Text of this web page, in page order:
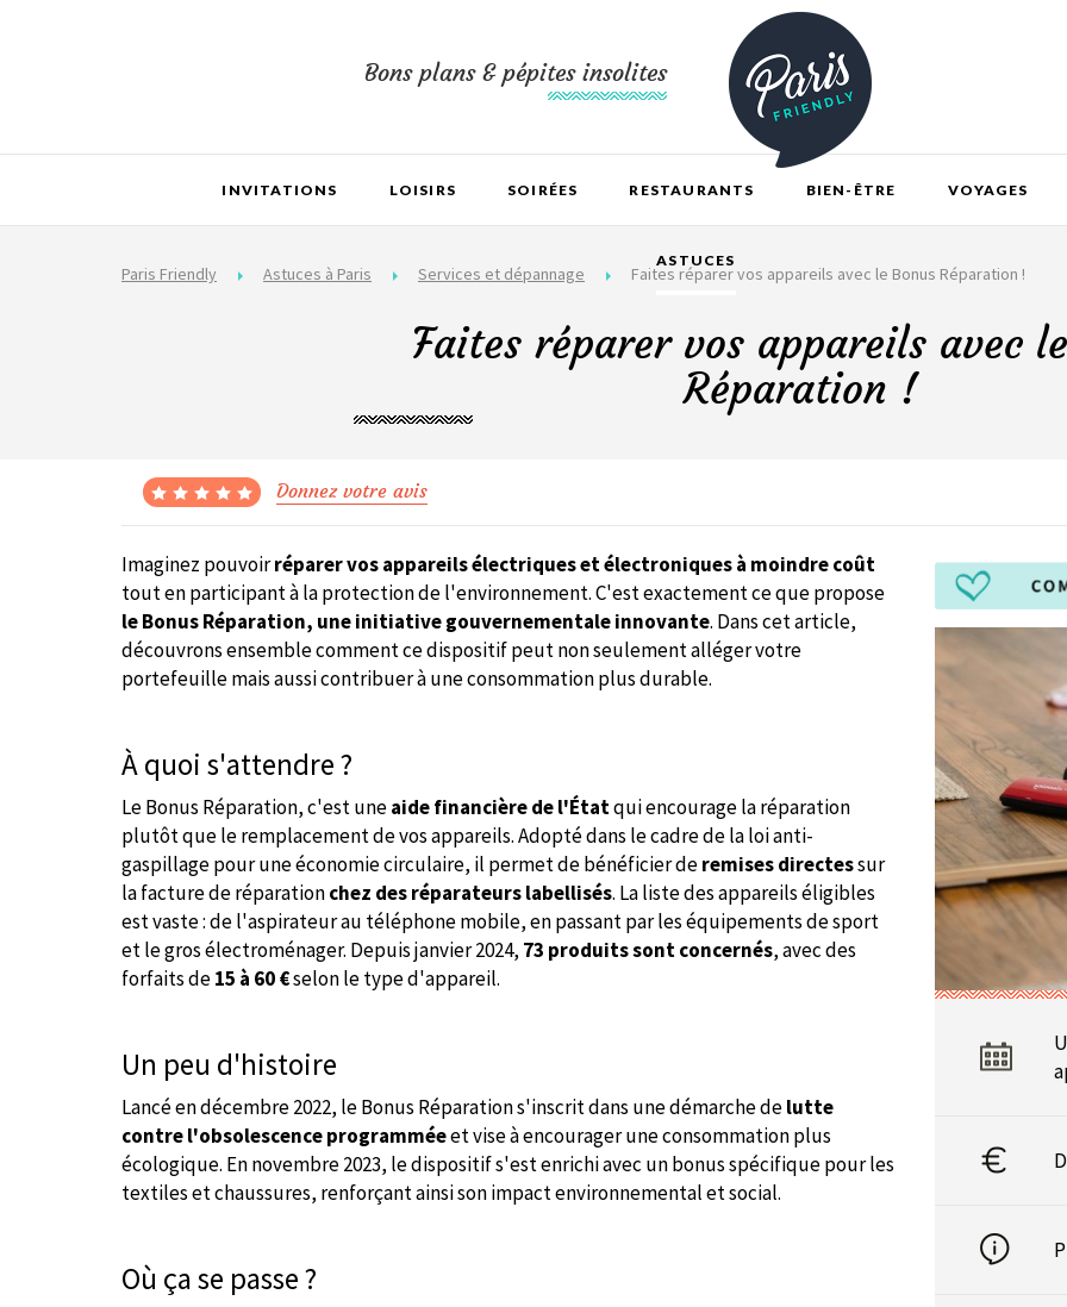
Bons plans & pépites insolites
INVITATIONS LOISIRS SOIRÉES RESTAURANTS BIEN-ÊTRE VOYAGES
ASTUCES
Paris Friendly Astuces à Paris Services et dépannage Faites réparer vos appareils avec le Bonus Réparation !
Faites réparer vos appareils avec
Réparation !
Donnez votre avis
Imaginez pouvoirréparer vos appareils électriques et électroniques à moindre coût
tout en participant à la protection de l'environnement. C'est exactement ce que propose
le Bonus Réparation, une initiative gouvernementale innovante. Dans cet article,
découvrons ensemble comment ce dispositif peut non seulement alléger votre
portefeuille mais aussi contribuer à une consommation plus durable.
À quoi s'attendre ?
Le Bonus Réparation, c'est uneaide financière de l'Étatqui encourage la réparation
plutôt que le remplacement de vos appareils. Adopté dans le cadre de la loi anti-
gaspillage pour une économie circulaire, il permet de bénéficier deremises directessur
la facture de réparationchez des réparateurs labellisés. La liste des appareils éligibles
est vaste : de l'aspirateur au téléphone mobile, en passant par les équipements de sport
et le gros électroménager. Depuis janvier 2024, 73 produits sont concernés, avec des
forfaits de15 à 60 €selon le type d'appareil.
Un peu d'histoire
Lancé en décembre 2022, le Bonus Réparation s'inscrit dans une démarche delutte
contre l'obsolescence programméeet vise à encourager une consommation plus
écologique. En novembre 2023, le dispositif s'est enrichi avec un bonus spécifique pour les
textiles et chaussures, renforçant ainsi son impact environnemental et social.
Où ça se passe ?